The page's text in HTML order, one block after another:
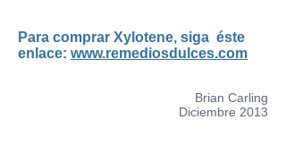
Para comprar Xylotene, siga éste
enlace: www.remediosdulces.com
Brian Carling
Diciembre 2013